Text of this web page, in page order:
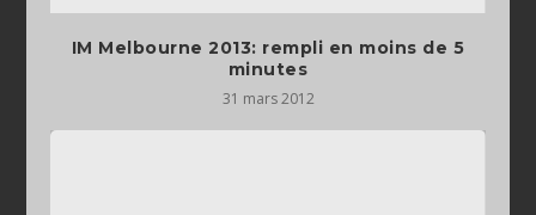
IM Melbourne 2013: rempli en moins de 5
minutes
31 mars 2012